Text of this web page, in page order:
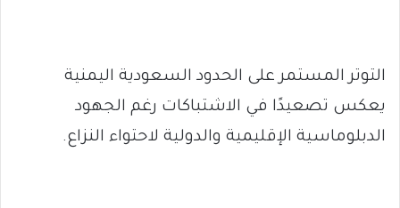
التوتر المستمر على الحدود السعودية اليمنية
يعكس تصعيدًا في الاشتباكات رغم الجهود
الدبلوماسية الإقليمية والدولية لاحتواء النزاع.